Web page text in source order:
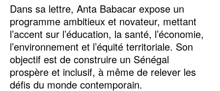
Dans sa lettre, Anta Babacar expose un
programme ambitieux et novateur, mettant
l’accent sur l’éducation, la santé, l’économie,
l’environnement et l’équité territoriale. Son
objectif est de construire un Sénégal
prospère et inclusif, à même de relever les
défis du monde contemporain.